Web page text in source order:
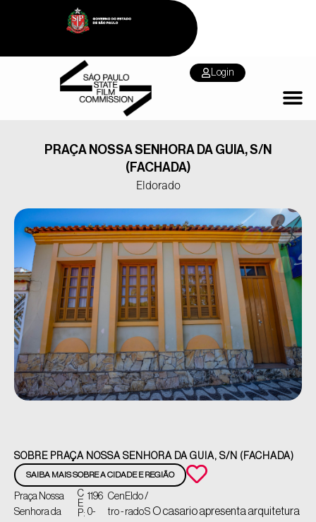
Login
PRAÇA NOSSA SENHORA DA GUIA, S/N
(FACHADA)
Eldorado
SOBRE PRAÇA NOSSA SENHORA DA GUIA, S/N (FACHADA)
SAIBA MAIS SOBRE A CIDADE E REGIÃO
Praça Nossa
Senhora da
C
E
P:
1196
0-
Cen
tro -
Eldo
rado
/
S O casario apresenta arquitetura